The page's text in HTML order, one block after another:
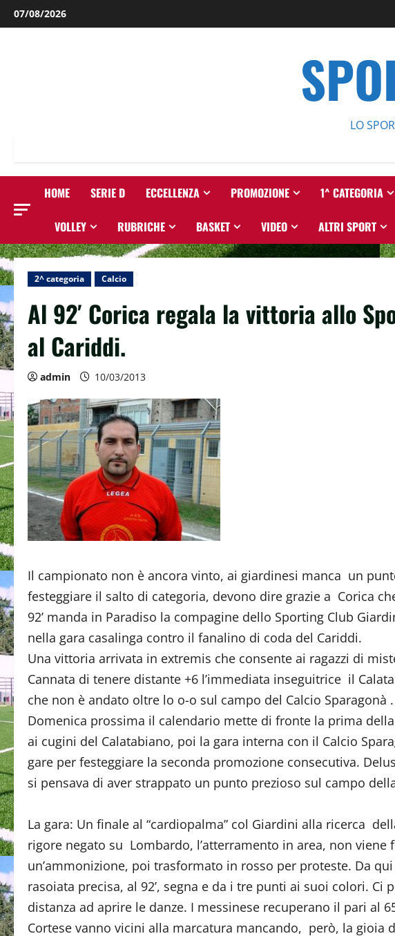
Salta
al
07/08/2026
LO
HOME SERIE D ECCELLENZA PROMOZIONE 1^ CATEGORIA
VOLLEY RUBRICHE BASKET VIDEO ALTRI SPORT
2^ categoria Calcio
Al 92′ Corica regala la vittoria allo
al Cariddi.
admin 10/03/2013
Il campionato non è ancora vinto, ai giardinesi manca un
festeggiare il salto di categoria, devono dire grazie a Corica
92’ manda in Paradiso la compagine dello Sporting Club
nella gara casalinga contro il fanalino di coda del Cariddi.
Una vittoria arrivata in extremis che consente ai ragazzi di
Cannata di tenere distante +6 l’immediata inseguitrice il
che non è andato oltre lo o-o sul campo del Calcio Sparagonà .
Domenica prossima il calendario mette di fronte la prima
ai cugini del Calatabiano, poi la gara interna con il Calcio
gare per festeggiare la seconda promozione consecutiva.
si pensava di aver strappato un punto prezioso sul campo
La gara: Un finale al “cardiopalma” col Giardini alla ricerca
rigore negato su Lombardo, l’atterramento in area, non viene
un’ammonizione, poi trasformato in rosso per proteste. Da
rasoiata precisa, al 92’, segna e da i tre punti ai suoi colori. Ci
distanza ad aprire le danze. I messinese recuperano il pari al
Cortese vanno vicini alla marcatura mancando, però, la gioia